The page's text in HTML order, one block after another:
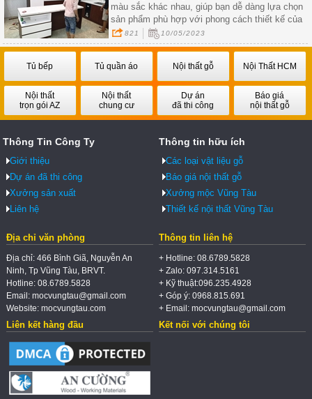
màu sắc khác nhau, giúp bạn dễ dàng lựa chọn
sản phẩm phù hợp với phong cách thiết kế của
không gian bếp của mình
821 10/05/2023
Tủ bếp Tủ quần áo Nội thất gỗ Nội Thất HCM
Nội thất
trọn gói AZ
Nội thất
chung cư
Dự án
đã thi công
Báo giá
nội thất gỗ
Thông Tin Công Ty
Giới thiệu
Dự án đã thi công
Xưởng sản xuất
Liên hệ
Thông tin hữu ích
Các loại vật liệu gỗ
Báo giá nội thất gỗ
Xưởng mộc Vũng Tàu
Thiết kế nội thất Vũng Tàu
Địa chỉ văn phòng
Địa chỉ: 466 Bình Giã, Nguyễn An
Ninh, Tp Vũng Tàu, BRVT.
Hotline: 08.6789.5828
Email: mocvungtau@gmail.com
Website: mocvungtau.com
Thông tin liên hệ
+ Hotline: 08.6789.5828
+ Zalo: 097.314.5161
+ Kỹ thuật:096.235.4928
+ Góp ý: 0968.815.691
+ Email: mocvungtau@gmail.com
Liên kết hàng đầu Kết nối với chúng tôi